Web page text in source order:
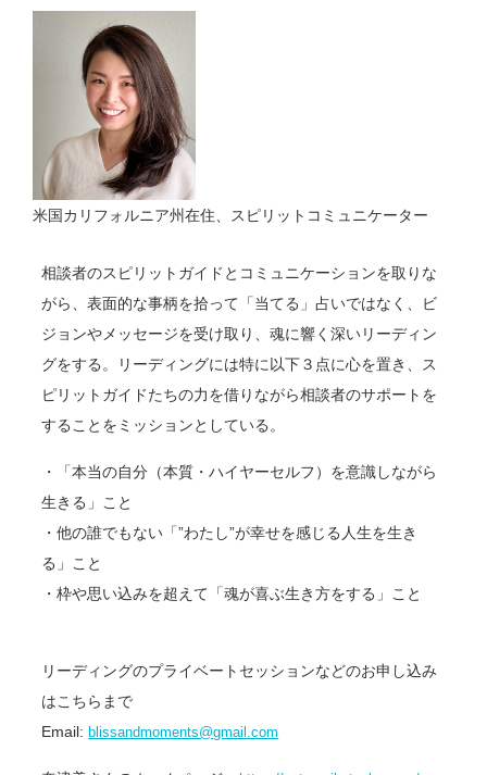
米国カリフォルニア州在住、スピリットコミュニケーター
相談者のスピリットガイドとコミュニケーションを取りな
がら、表面的な事柄を拾って「当てる」占いではなく、
ビ
ジョンやメッセージを受け取り、魂に響く深いリーディン
グをする。リーディングには特に以下３点に心を置き、ス
ピリットガイドたちの力を借りながら相談者のサポートを
することをミッションとしている。
・「本当の自分（本質・ハイヤーセルフ）を意識しながら
生きる」こと
・他の誰でもない「”わたし”が幸せを感じる人生を生き
る」こと
・枠や思い込みを超えて「魂が喜ぶ生き方をする」こと
リーディングのプライベートセッションなどのお申し込み
はこちらまで
Email:blissandmoments@gmail.com